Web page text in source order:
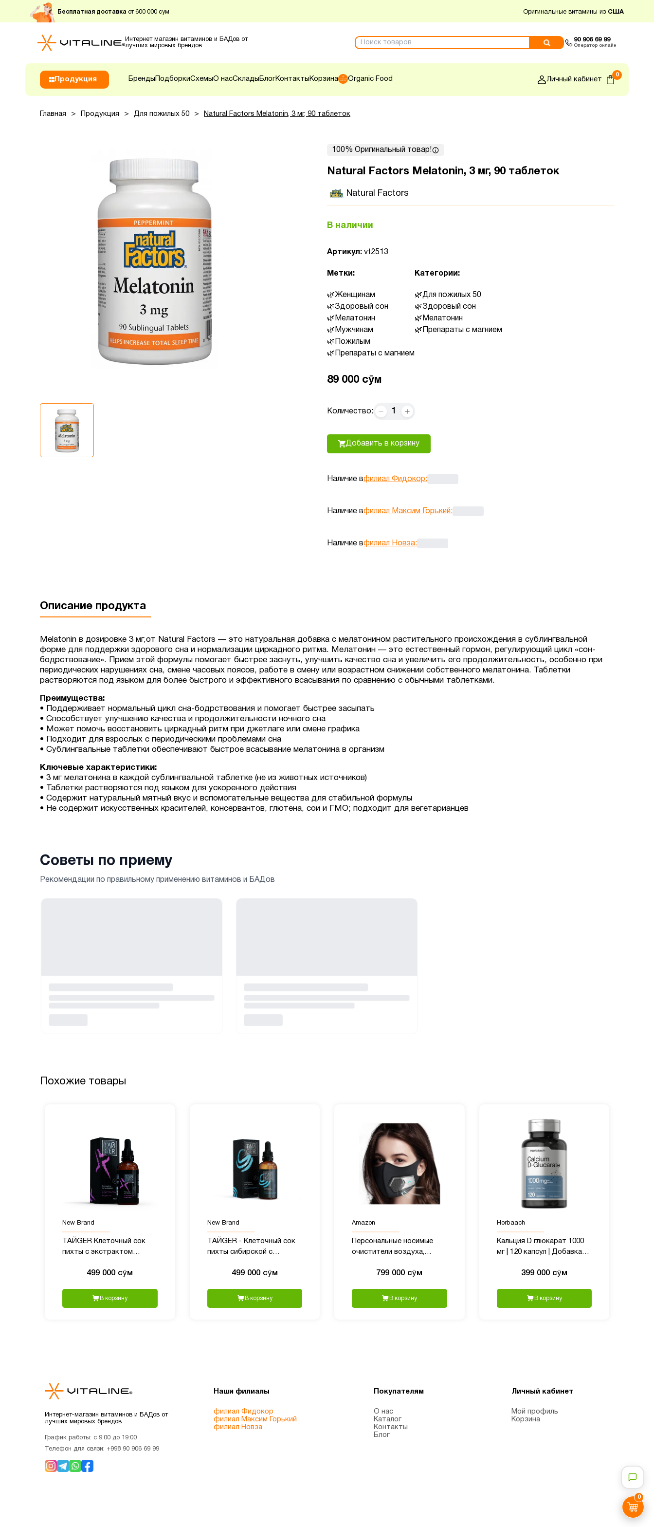
Бесплатная доставка от 600 000 сум Оригинальные витамины из США
Интернет магазин витаминов и БАДов от
лучших мировых брендов
90 906 69 99
Оператор онлайн
Продукция Бренды ПодборкиСхемыО насСклады БлогКонтакты Корзина Organic Food Личный кабинет
0
0
Главная > Продукция > Для пожилых 50 > Natural Factors Melatonin, 3 мг, 90 таблеток
100% Оригинальный товар!
Natural Factors Melatonin, 3 мг, 90 таблеток
Natural Factors
В наличии
Артикул: vt2513
Метки:
Женщинам
Здоровый сон
Мелатонин
Мужчинам
Пожилым
Препараты с магнием
Категории:
Для пожилых 50
Здоровый сон
Мелатонин
Препараты с магнием
89 000 сӯм
Количество: 1
Добавить в корзину
Наличие вфилиал Фидокор:
Наличие вфилиал Максим Горький :
Наличие вфилиал Новза:
Описание продукта
Melatonin в дозировке 3 мг,от Natural Factors — это натуральная добавка с мелатонином растительного происхождения в сублингвальной
форме для поддержки здорового сна и нормализации циркадного ритма. Мелатонин — это естественный гормон, регулирующий цикл «сон-
бодрствование». Прием этой формулы помогает быстрее заснуть, улучшить качество сна и увеличить его продолжительность, особенно при
периодических нарушениях сна, смене часовых поясов, работе в смену или возрастном снижении собственного мелатонина. Таблетки
растворяются под языком для более быстрого и эффективного всасывания по сравнению с обычными таблетками.
Преимущества:
• Поддерживает нормальный цикл сна-бодрствования и помогает быстрее засыпать
• Способствует улучшению качества и продолжительности ночного сна
• Может помочь восстановить циркадный ритм при джетлаге или смене графика
• Подходит для взрослых с периодическими проблемами сна
• Сублингвальные таблетки обеспечивают быстрое всасывание мелатонина в организм
Ключевые характеристики:
• 3 мг мелатонина в каждой сублингвальной таблетке (не из животных источников)
• Таблетки растворяются под языком для ускоренного действия
• Содержит натуральный мятный вкус и вспомогательные вещества для стабильной формулы
• Не содержит искусственных красителей, консервантов, глютена, сои и ГМО; подходит для вегетарианцев
Советы по приему
Рекомендации по правильному применению витаминов и БАДов
Похожие товары
New Brand
ТАЙGER Клеточный сок
пихты с экстрактом
499 000 сӯм
В корзину
New Brand
ТАЙGER - Клеточный сок
пихты сибирской с
499 000 сӯм
В корзину
Amazon
Персональные носимые
очистители воздуха,
очиститель воздуха
799 000 сӯм
В корзину
Horbaach
Кальция D глюкарат 1000
мг | 120 капсул | Добавка
399 000 сӯм
В корзину
Интернет-магазин витаминов и БАДов от
лучших мировых брендов
График работы: с 9:00 до 19:00
Телефон для связи: +998 90 906 69 99
Наши филиалы
филиал Фидокор
филиал Максим Горький
филиал Новза
Покупателям
О нас
Каталог
Контакты
Блог
Личный кабинет
Мой профиль
Корзина